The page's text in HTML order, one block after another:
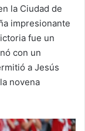
la Ciudad de
impresionante
fue un
con un
a Jesús
novena